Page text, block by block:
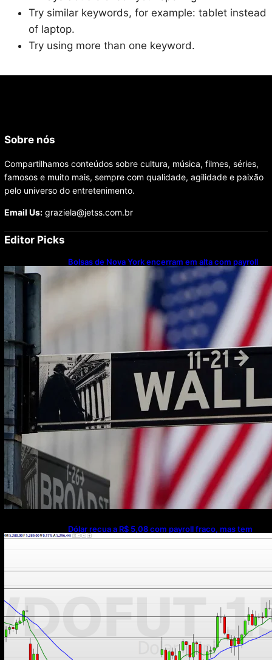
Try similar keywords, for example: tablet instead
of laptop.
Try using more than one keyword.
Sobre nós
Compartilhamos conteúdos sobre cultura, música, filmes, séries,
famosos e muito mais, sempre com qualidade, agilidade e paixão
pelo universo do entretenimento.
Email Us: graziela@jetss.com.br
Editor Picks
Bolsas de Nova York encerram em alta com payroll
abaixo do esperado sugerindo Fed mais brando
Dólar recua a R$ 5,08 com payroll fraco, mas tem
leve alta na semana